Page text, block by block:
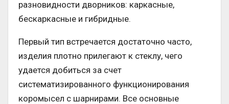
разновидности дворников: каркасные,
бескаркасные и гибридные.
Первый тип встречается достаточно часто,
изделия плотно прилегают к стеклу, чего
удается добиться за счет
систематизированного функционирования
коромысел с шарнирами. Все основные